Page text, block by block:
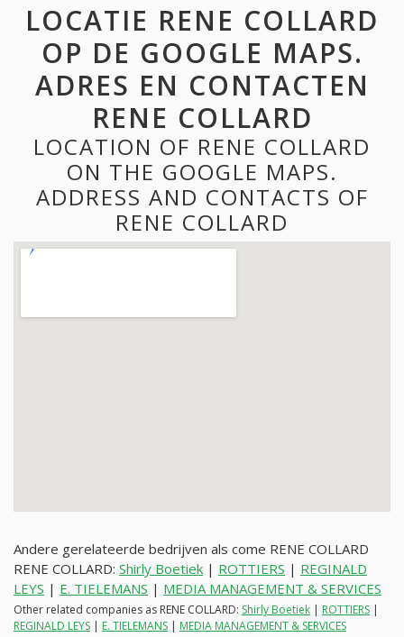
LOCATIE RENE COLLARD
OP DE GOOGLE MAPS.
ADRES EN CONTACTEN
RENE COLLARD
LOCATION OF RENE COLLARD
ON THE GOOGLE MAPS.
ADDRESS AND CONTACTS OF
RENE COLLARD
Andere gerelateerde bedrijven als come RENE COLLARD
RENE COLLARD: Shirly Boetiek | ROTTIERS | REGINALD
LEYS | E. TIELEMANS | MEDIA MANAGEMENT & SERVICES
Other related companies as RENE COLLARD: Shirly Boetiek | ROTTIERS |
REGINALD LEYS | E. TIELEMANS | MEDIA MANAGEMENT & SERVICES